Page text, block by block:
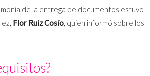
de la entrega de documentos estuvo
Flor Ruiz Cosío, quien informó sobre los